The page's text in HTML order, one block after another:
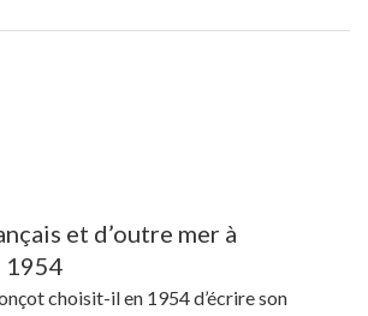
et d’outre mer à
1954
choisit-il en 1954 d’écrire son